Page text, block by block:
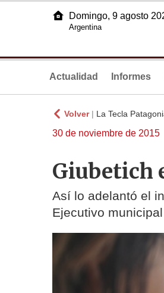
Domingo, 9 agosto
Argentina
Actualidad Informes
Volver| La Tecla
30 de noviembre de 2015
Giubetich
Así lo adelantó el
Ejecutivo